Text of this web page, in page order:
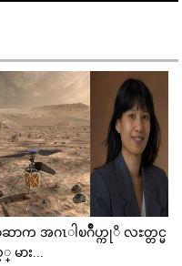
ဆာက အဂၤါၿဂဳိဟ္ကုိ လႊတ္တင္မ
မား...